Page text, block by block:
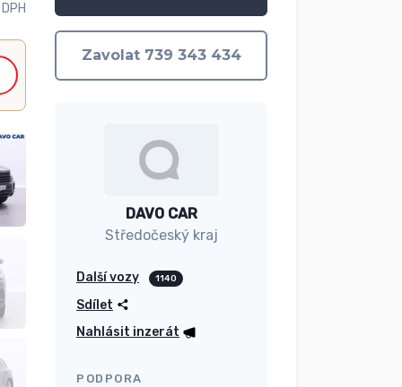
Zavolat 739 343 434
DAVO CAR
Středočeský kraj
Další vozy 1140
Sdílet
Nahlásit inzerát
PODPORA